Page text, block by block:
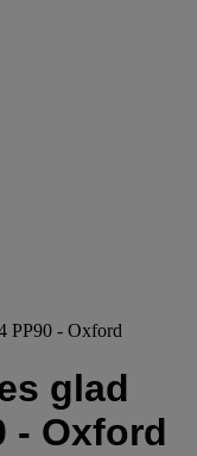
PP90 - Oxford
glad
- Oxford